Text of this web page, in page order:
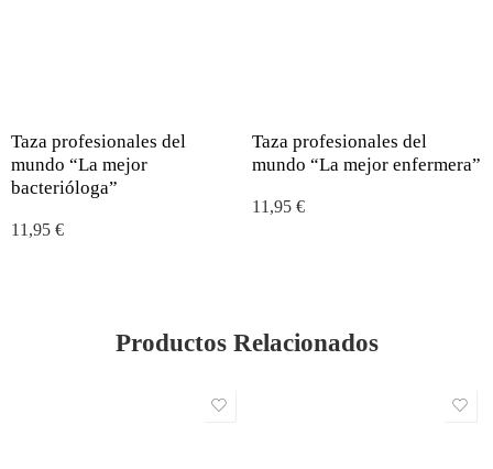
Taza profesionales del
mundo “La mejor
bacterióloga”
11,95 €
Taza profesionales del
mundo “La mejor enfermera”
11,95 €
Productos Relacionados